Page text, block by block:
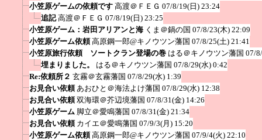
小笠原ゲームの依頼です 高渡＠ＦＥＧ 07/8/19(日) 23:24
追記 高渡＠ＦＥＧ 07/8/19(日) 23:25
小笠原ゲーム：岩田アリアンと海 くま＠鍋の国 07/8/23(木) 22:09
小笠原ゲーム依頼 高原鋼一郎@キノウツン藩国 07/8/25(土) 21:41
小笠原旅行依頼 ソートクラン登場の巻 はる＠キノウツン藩国 07/
埋まりました。
はる＠キノウツン藩国 07/8/29(水) 0:42
Re:依頼所２ 玄霧＠玄霧藩国 07/8/29(水) 1:39
お見合い依頼 あおひと＠海法よけ藩国 07/8/29(水) 12:38
お見合い依頼 双海環＠芥辺境藩国 07/8/31(金) 14:26
小笠原ゲーム 脚立＠愛鳴藩国 07/8/31(金) 21:34
お見合い依頼 カイエ＠愛鳴藩国 07/9/3(月) 15:20
小笠原ゲーム依頼 高原鋼一郎@キノウツン藩国 07/9/4(火) 22:10